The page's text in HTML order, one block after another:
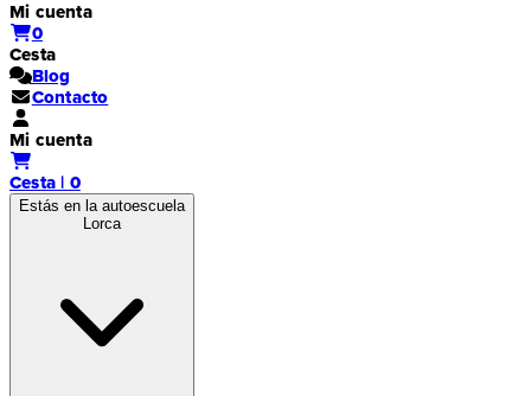
Mi cuenta
0
Cesta
Blog
Contacto
Mi cuenta
Cesta | 0
Estás en la autoescuela
Lorca